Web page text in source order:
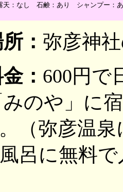
：なし 石鹸：あり シャンプー：
： 弥彦神
： 600円で
みのや」に
（弥彦温
呂に無料